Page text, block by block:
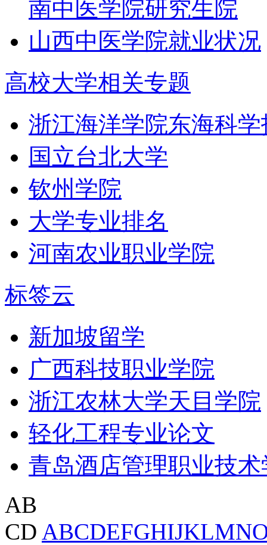
南中医学院研究生院
山西中医学院就业状况
高校大学相关专题
浙江海洋学院东海科
国立台北大学
钦州学院
大学专业排名
河南农业职业学院
标签云
新加坡留学
广西科技职业学院
浙江农林大学天目学院
轻化工程专业论文
青岛酒店管理职业技术
AB
CD ABCDEFGHIJKLMN